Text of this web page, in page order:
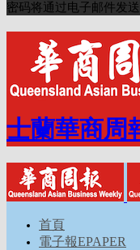
密码将通过电子邮件发送
士蘭華商周
首頁
電子報EPAPER